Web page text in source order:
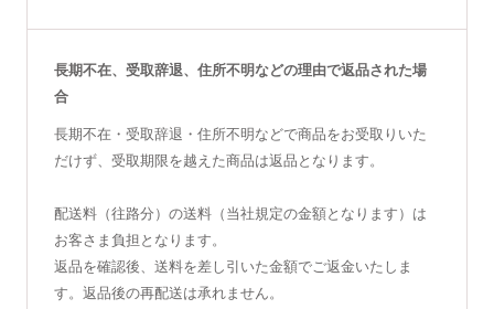
長期不在、受取辞退、住所不明などの理由で返品された場
合
長期不在・受取辞退・住所不明などで商品をお受取りいた
だけず、受取期限を越えた商品は返品となります。
配送料（往路分）の送料（当社規定の金額となります）は
お客さま負担となります。
返品を確認後、送料を差し引いた金額でご返金いたしま
す。返品後の再配送は承れません。